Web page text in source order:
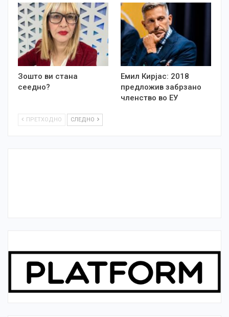
Зошто ви стана
сеедно?
Емил Кирјас: 2018
предложив забрзано
членство во ЕУ
ПРЕТХОДНО СЛЕДНО